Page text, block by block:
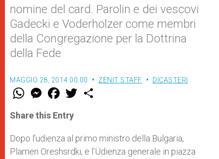
nomine del card. Parolin e dei vescovi
Gadecki e Voderholzer come membri
della Congregazione per la Dottrina
della Fede
MAGGIO 28, 2014 00:00 ZENIT STAFF DICASTERI
W
t
s
p
p
M
e
s
e
g
e
r
F
a
e
b
o
k
w
r
Share this Entry
Dopo l’udienza al primo ministro della Bulgaria,
Plamen Oreshsrdki, e l’Udienza generale in piazza